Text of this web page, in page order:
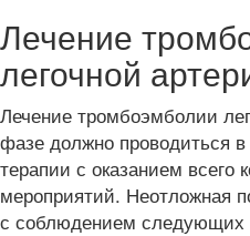
Лечение
легочной
Лечение тромбоэмболии
фазе должно проводиться
терапии с оказанием всего
мероприятий. Неотложная
с соблюдением следующих